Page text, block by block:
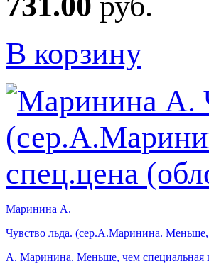
В корзину
Маринина А.
Чувство льда. (сер.А.Маринина.
А. Маринина. Меньше, чем специальная